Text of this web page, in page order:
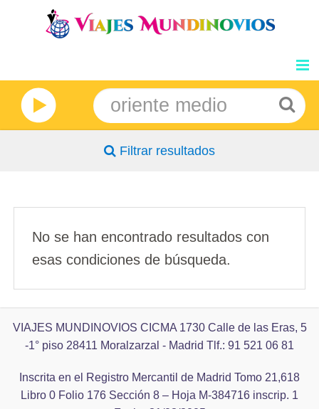
GRANDES VIAJES
NOSOTROS
PRECIOS
OPINIONES
CONTACTO
Filtrar resultados
Características
No se han encontrado resultados con
esas condiciones de búsqueda.
VIAJES MUNDINOVIOS CICMA 1730 Calle de las Eras, 5
-1° piso 28411 Moralzarzal - Madrid Tlf.: 91 521 06 81
Inscrita en el Registro Mercantil de Madrid Tomo 21,618
Libro 0 Folio 176 Sección 8 – Hoja M-384716 inscrip. 1